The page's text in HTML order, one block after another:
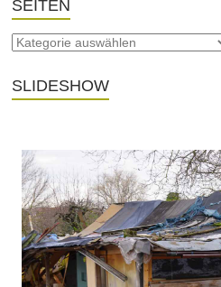
SEITEN
SLIDESHOW